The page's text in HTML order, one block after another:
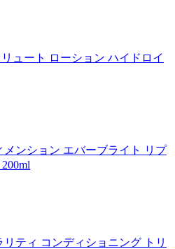
ュート ローション ハイドロイ
ンション エバーブライト リプ
ティ コンディショニング トリ